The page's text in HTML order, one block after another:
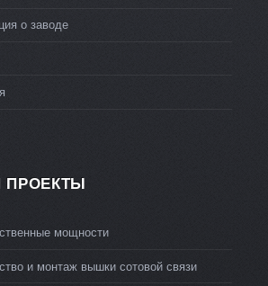
о заводе
мощности
и монтаж вышки сотовой связи